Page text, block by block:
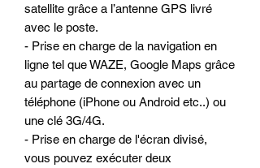
satellite grâce a l’antenne GPS livré
avec le poste.
- Prise en charge de la navigation en
ligne tel que WAZE, Google Maps grâce
au partage de connexion avec un
téléphone (iPhone ou Android etc..) ou
une clé 3G/4G.
- Prise en charge de l'écran divisé,
vous pouvez exécuter deux